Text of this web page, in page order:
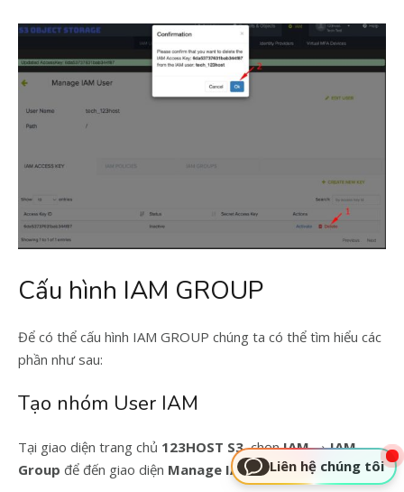
Cấu hình IAM GROUP
Để có thể cấu hình IAM GROUP chúng ta có thể tìm hiểu các
phần như sau:
Tạo nhóm User IAM
Tại giao diện trang chủ 123HOST S3, chọnIAM→IAM
Group để đến giao diện Manage IAM GroupLiên hệ chúng tôi